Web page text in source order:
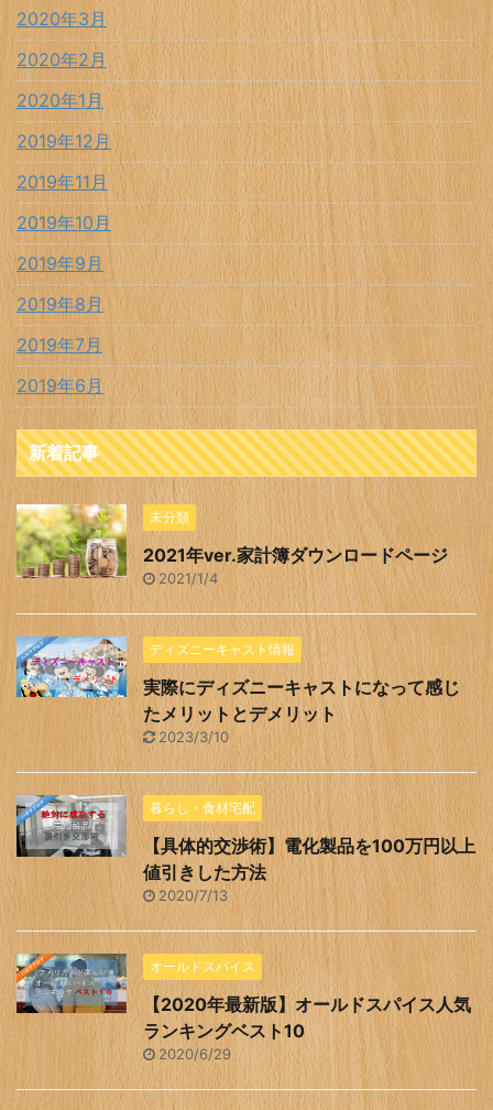
2020年3月
2020年2月
2020年1月
2019年12月
2019年11月
2019年10月
2019年9月
2019年8月
2019年7月
2019年6月
新着記事
未分類
2021年ver.家計簿ダウンロードページ
2021/1/4
ディズニーキャスト情報
実際にディズニーキャストになって感じ
たメリットとデメリット
2023/3/10
暮らし・食材宅配
【具体的交渉術】電化製品を100万円以上
値引きした方法
2020/7/13
オールドスパイス
【2020年最新版】オールドスパイス人気
ランキングベスト10
2020/6/29